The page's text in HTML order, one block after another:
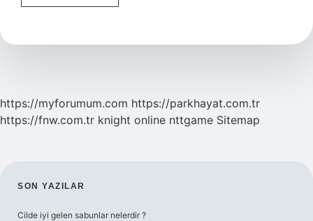
sendromu
https://myforumum.com https://parkhayat.com.tr
https://fnw.com.tr knight online nttgame Sitemap
SIDEBAR
SON YAZILAR
Cilde iyi gelen sabunlar nelerdir ?